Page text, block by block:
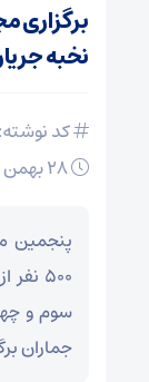
نخبه
کد نوشته: 157399
پنجمین
۵۰۰
سوم و
جماران